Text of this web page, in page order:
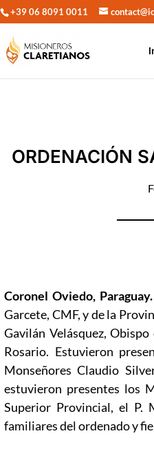
+39 06 8091 0011
ORDENACIÓN
Coronel Oviedo, Paraguay.
Garcete, CMF, y de la
Gavilán Velásquez,
Rosario. Estuvieron
Monseñores Claudio
estuvieron presentes los
Superior Provincial, el P.
familiares del ordenado y